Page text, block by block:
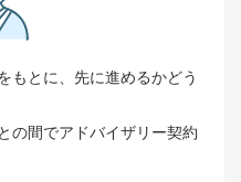
もとに、先に進めるかどう
の間でアドバイザリー契約